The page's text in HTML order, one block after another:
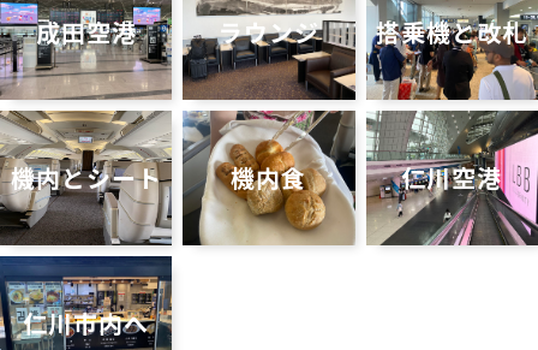
成田空港 ラウンジ 搭乗機と改札
機内とシート 機内食 仁川空港
仁川市内へ